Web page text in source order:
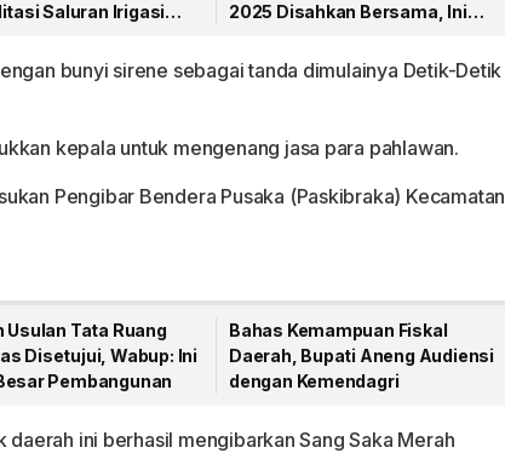
Saluran Irigasi
2025 Disahkan Bersama, Ini
bunyi sirene sebagai tanda dimulainya Detik-Detik
kepala untuk mengenang jasa para pahlawan.
Pengibar Bendera Pusaka (Paskibraka) Kecamatan
Usulan Tata Ruang
Disetujui, Wabup: Ini
Pembangunan
Bahas Kemampuan Fiskal
Daerah, Bupati Aneng Audiensi
dengan Kemendagri
ini berhasil mengibarkan Sang Saka Merah